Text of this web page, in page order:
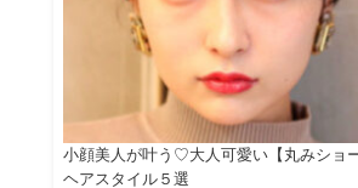
小顔美人が叶う♡大人可愛い【丸みショ
ヘアスタイル５選